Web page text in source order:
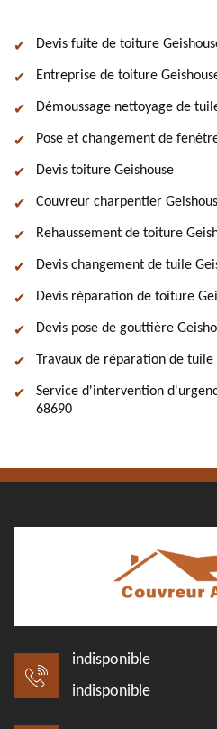
Devis fuite de toiture
Entreprise de toiture
Démoussage nettoyage de
Pose et changement de
Devis toiture Geishouse
Couvreur charpentier
Rehaussement de toiture
Devis changement de tuile
Devis réparation de toiture
Devis pose de gouttière
Travaux de réparation de tuile
Service d'intervention
68690
indisponible
indisponible